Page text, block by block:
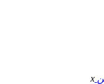
x